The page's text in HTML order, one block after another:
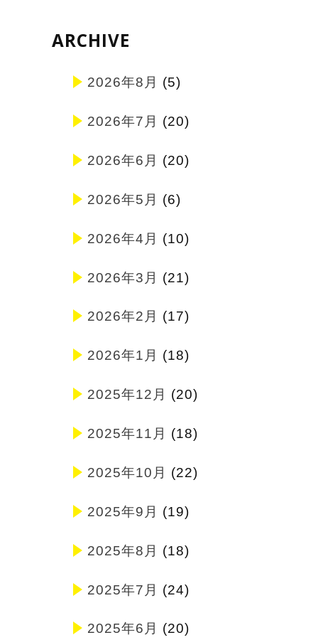
ARCHIVE
2026年8月 (5)
2026年7月 (20)
2026年6月 (20)
2026年5月 (6)
2026年4月 (10)
2026年3月 (21)
2026年2月 (17)
2026年1月 (18)
2025年12月 (20)
2025年11月 (18)
2025年10月 (22)
2025年9月 (19)
2025年8月 (18)
2025年7月 (24)
2025年6月 (20)